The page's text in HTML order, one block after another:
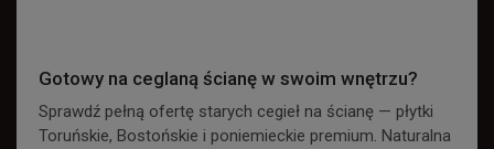
Gotowy na ceglaną ścianę w swoim wnętrzu?
Sprawdź pełną ofertę starych cegieł na ścianę — płytki
Toruńskie, Bostońskie i poniemieckie premium. Naturalna